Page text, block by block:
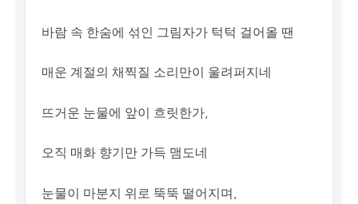
바람 속 한숨에 섞인 그림자가 턱턱 걸어올 땐
매운 계절의 채찍질 소리만이 울려퍼지네
뜨거운 눈물에 앞이 흐릿한가,
오직 매화 향기만 가득 맴도네
눈물이 마분지 위로 뚝뚝 떨어지며,